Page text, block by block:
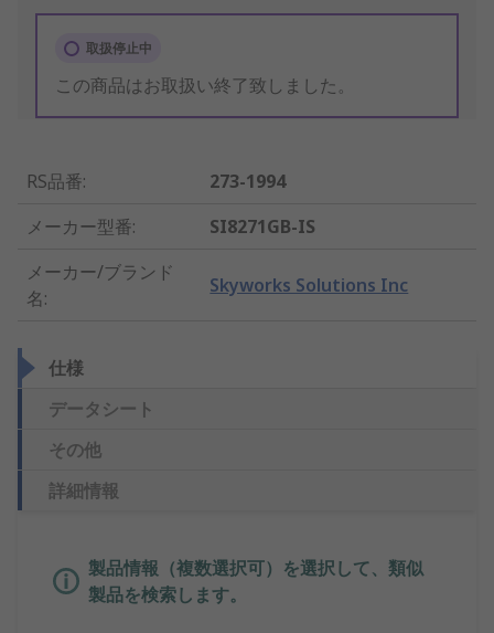
取扱停止中
この商品はお取扱い終了致しました。
RS品番:
273-1994
メーカー型番:
SI8271GB-IS
メーカー/ブランド
名:
Skyworks Solutions Inc
仕様
データシート
その他
詳細情報
製品情報（複数選択可）を選択して、類似
製品を検索します。